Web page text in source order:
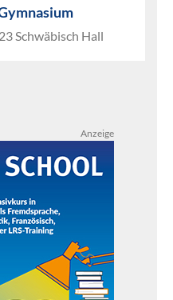
Schwäbisch Hall
Anzeige